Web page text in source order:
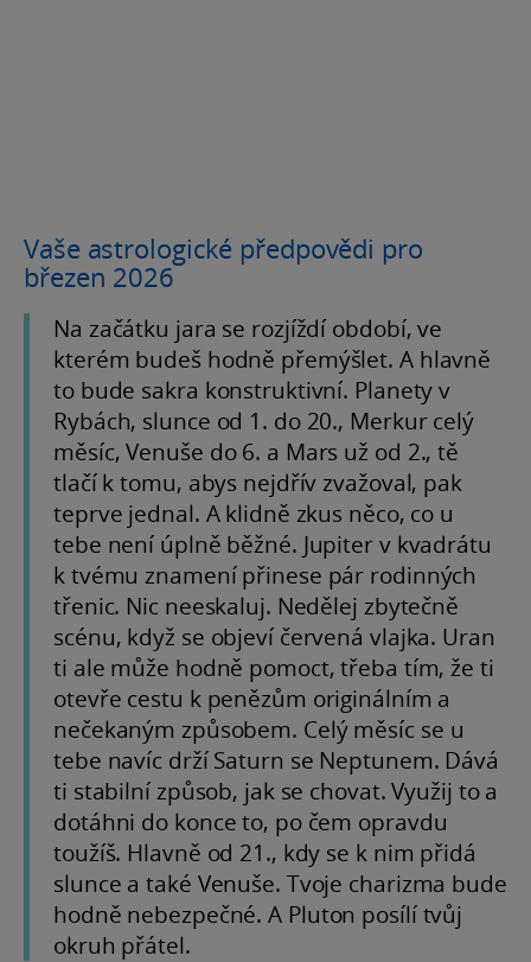
Vaše astrologické předpovědi pro
březen 2026
Na začátku jara se rozjíždí období, ve
kterém budeš hodně přemýšlet. A hlavně
to bude sakra konstruktivní. Planety v
Rybách, slunce od 1. do 20., Merkur celý
měsíc, Venuše do 6. a Mars už od 2., tě
tlačí k tomu, abys nejdřív zvažoval, pak
teprve jednal. A klidně zkus něco, co u
tebe není úplně běžné. Jupiter v kvadrátu
k tvému znamení přinese pár rodinných
třenic. Nic neeskaluj. Nedělej zbytečně
scénu, když se objeví červená vlajka. Uran
ti ale může hodně pomoct, třeba tím, že ti
otevře cestu k penězům originálním a
nečekaným způsobem. Celý měsíc se u
tebe navíc drží Saturn se Neptunem. Dává
ti stabilní způsob, jak se chovat. Využij to a
dotáhni do konce to, po čem opravdu
toužíš. Hlavně od 21., kdy se k nim přidá
slunce a také Venuše. Tvoje charizma bude
hodně nebezpečné. A Pluton posílí tvůj
okruh přátel.